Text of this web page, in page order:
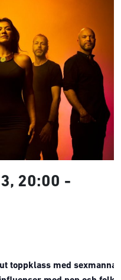
20:00 -
toppklass med